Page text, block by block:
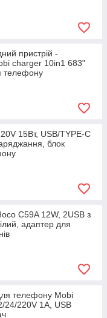
пристрій -
charger 10in1 683"
телефону
15Вт, USB/TYPE-C
блок
C59A 12W, 2USB з
адаптер для
телефону Mobi
24/220V 1A, USB